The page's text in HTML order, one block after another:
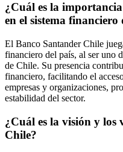
¿Cuál es la
en el sistema financiero
El Banco Santander Chile
financiero del país, al ser uno
de Chile. Su presencia
financiero, facilitando el
empresas y organizaciones,
estabilidad del sector.
¿Cuál es la visión y los
Chile?